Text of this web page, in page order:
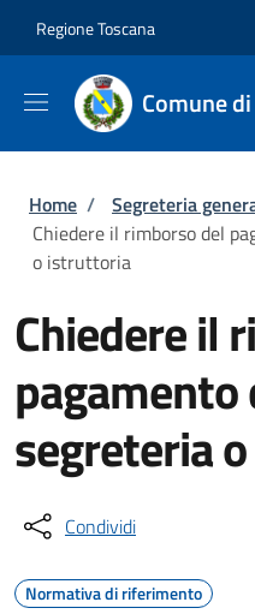
Regione Toscana
Comune
Briciole di
Home / Segreteria
Chiedere il rimborso del
o istruttoria
Chiedere il
segreteria
Condividi
Normativa di riferimento